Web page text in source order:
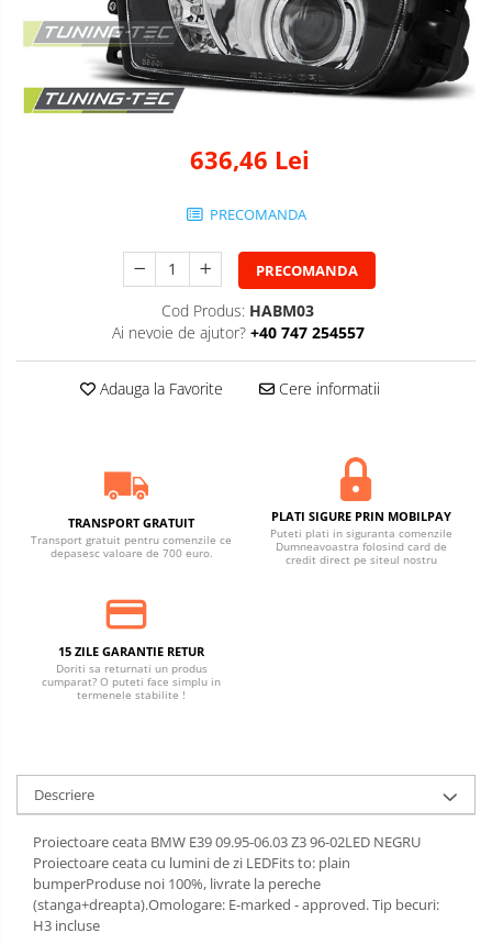
636,46 Lei
PRECOMANDA
PRECOMANDA
Cod Produs: HABM03
Ai nevoie de ajutor? +40 747 254557
Adauga la Favorite Cere informatii
TRANSPORT GRATUIT
Transport gratuit pentru comenzile ce
depasesc valoare de 700 euro.
PLATI SIGURE PRIN MOBILPAY
Puteti plati in siguranta comenzile
Dumneavoastra folosind card de
credit direct pe siteul nostru
15 ZILE GARANTIE RETUR
Doriti sa returnati un produs
cumparat? O puteti face simplu in
termenele stabilite !
Descriere
Proiectoare ceata BMW E39 09.95-06.03 Z3 96-02LED NEGRU
Proiectoare ceata cu lumini de zi LEDFits to: plain
bumperProduse noi 100%, livrate la pereche
(stanga+dreapta).Omologare: E-marked - approved. Tip becuri:
H3 incluse